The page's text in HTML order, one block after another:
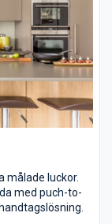
målade luckor.
med puch-to-